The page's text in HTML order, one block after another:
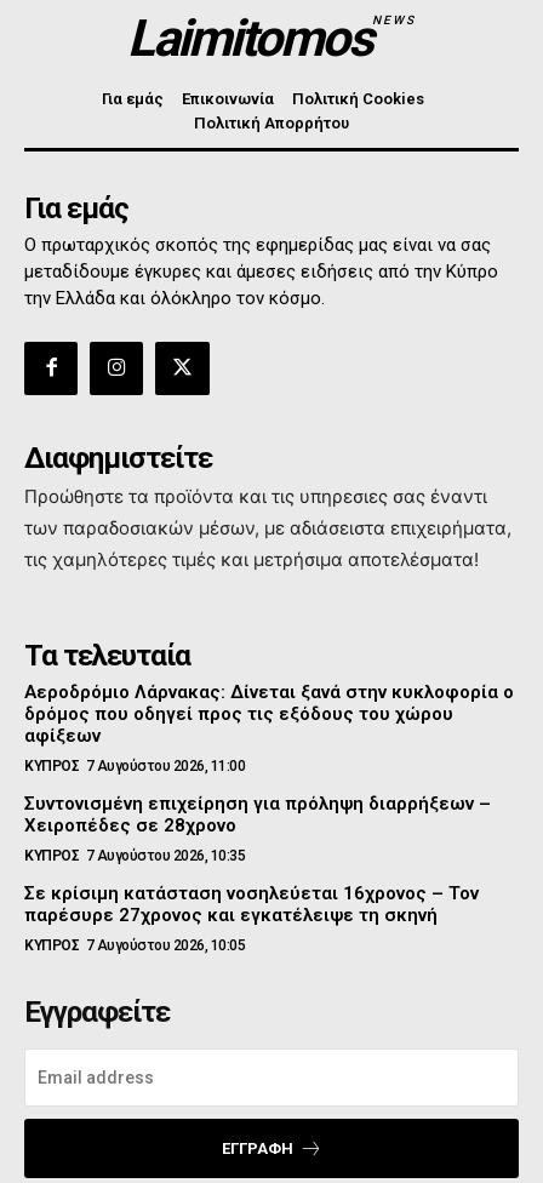
LaimitomosNEWS
Για εμάς Επικοινωνία
Πολιτική Cookies
Πολιτική Απορρήτου
Για εμάς
Ο πρωταρχικός σκοπός της εφημερίδας μας είναι να σας
μεταδίδουμε έγκυρες και άμεσες ειδήσεις από την Κύπρο
την Ελλάδα και όλόκληρο τον κόσμο.
Διαφημιστείτε
Προώθηστε τα προϊόντα και τις υπηρεσιες σας έναντι
των παραδοσιακών μέσων, με αδιάσειστα επιχειρήματα,
τις χαμηλότερες τιμές και μετρήσιμα αποτελέσματα!
Τα τελευταία
Αεροδρόμιο Λάρνακας: Δίνεται ξανά στην κυκλοφορία ο
δρόμος που οδηγεί προς τις εξόδους του χώρου
αφίξεων
ΚΥΠΡΟΣ 7 Αυγούστου 2026, 11:00
Συντονισμένη επιχείρηση για πρόληψη διαρρήξεων –
Χειροπέδες σε 28χρονο
ΚΥΠΡΟΣ 7 Αυγούστου 2026, 10:35
Σε κρίσιμη κατάσταση νοσηλεύεται 16χρονος – Τον
παρέσυρε 27χρονος και εγκατέλειψε τη σκηνή
ΚΥΠΡΟΣ 7 Αυγούστου 2026, 10:05
Εγγραφείτε
ΕΓΓΡΑΦΉ